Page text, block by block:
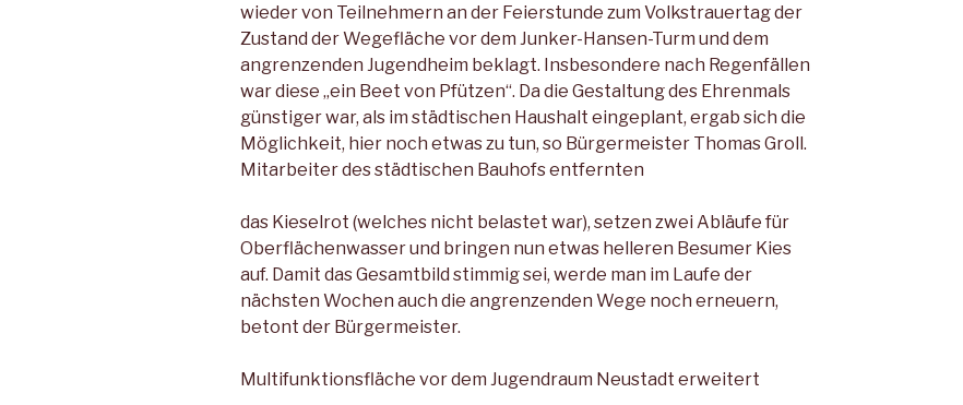
wieder von Teilnehmern an der Feierstunde zum Volkstrauertag der
Zustand der Wegefläche vor dem Junker-Hansen-Turm und dem
angrenzenden Jugendheim beklagt. Insbesondere nach Regenfällen
war diese „ein Beet von Pfützen“. Da die Gestaltung des Ehrenmals
günstiger war, als im städtischen Haushalt eingeplant, ergab sich die
Möglichkeit, hier noch etwas zu tun, so Bürgermeister Thomas Groll.
Mitarbeiter des städtischen Bauhofs entfernten
das Kieselrot (welches nicht belastet war), setzen zwei Abläufe für
Oberflächenwasser und bringen nun etwas helleren Besumer Kies
auf. Damit das Gesamtbild stimmig sei, werde man im Laufe der
nächsten Wochen auch die angrenzenden Wege noch erneuern,
betont der Bürgermeister.
Multifunktionsfläche vor dem Jugendraum Neustadt erweitert